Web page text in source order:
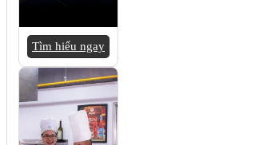
Tìm hiểu ngay